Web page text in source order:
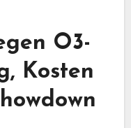
O3-
Kosten